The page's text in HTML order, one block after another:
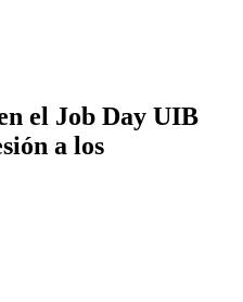
el Job Day UIB
a los